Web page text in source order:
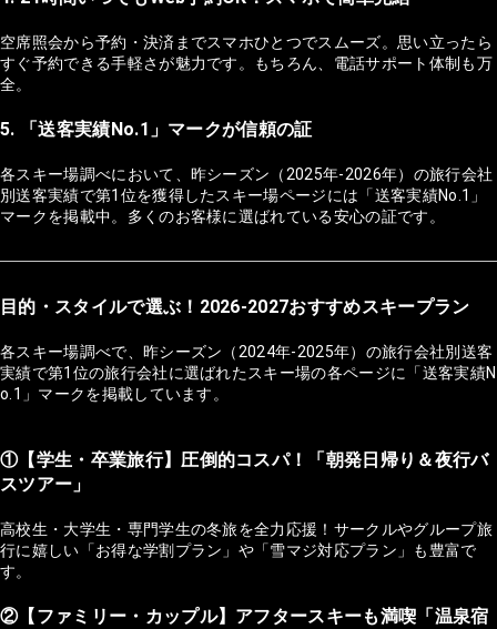
空席照会から予約・決済までスマホひとつでスムーズ。思い立ったら
すぐ予約できる手軽さが魅力です。もちろん、電話サポート体制も万
全。
5. 「送客実績No.1」マークが信頼の証
各スキー場調べにおいて、昨シーズン（2025年-2026年）の旅行会社
別送客実績で第1位を獲得したスキー場ページには「送客実績No.1」
マークを掲載中。多くのお客様に選ばれている安心の証です。
目的・スタイルで選ぶ！2026-2027おすすめスキープラン
各スキー場調べで、昨シーズン（2024年-2025年）の旅行会社別送客
実績で第1位の旅行会社に選ばれたスキー場の各ページに「送客実績N
o.1」マークを掲載しています。
①【学生・卒業旅行】圧倒的コスパ！「朝発日帰り＆夜行バ
スツアー」
高校生・大学生・専門学生の冬旅を全力応援！サークルやグループ旅
行に嬉しい「お得な学割プラン」や「雪マジ対応プラン」も豊富で
す。
②【ファミリー・カップル】アフタースキーも満喫「温泉宿